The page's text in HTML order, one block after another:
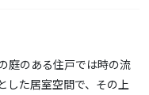
庭のある住戸では時の流
した居室空間で、その上